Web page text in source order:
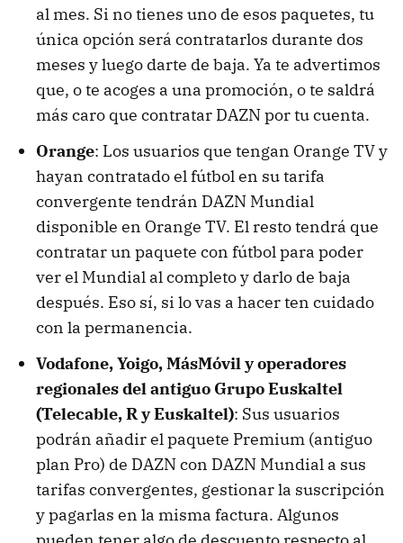
al mes. Si no tienes uno de esos paquetes, tu
única opción será contratarlos durante dos
meses y luego darte de baja. Ya te advertimos
que, o te acoges a una promoción, o te saldrá
más caro que contratar DAZN por tu cuenta.
Orange: Los usuarios que tengan Orange TV y
hayan contratado el fútbol en su tarifa
convergente tendrán DAZN Mundial
disponible en Orange TV. El resto tendrá que
contratar un paquete con fútbol para poder
ver el Mundial al completo y darlo de baja
después. Eso sí, si lo vas a hacer ten cuidado
con la permanencia.
Vodafone, Yoigo, MásMóvily operadores
regionales del antiguo Grupo Euskaltel
(Telecable, R y Euskaltel): Sus usuarios
podrán añadir el paquete Premium (antiguo
plan Pro) de DAZN con DAZN Mundial a sus
tarifas convergentes, gestionar la suscripción
y pagarlas en la misma factura. Algunos